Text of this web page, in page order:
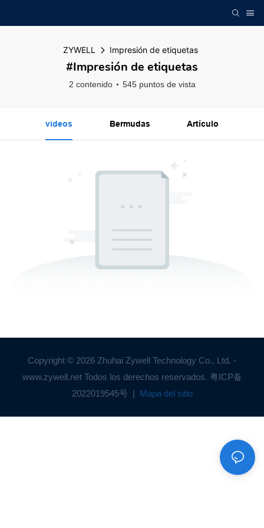
ZYWELL Impresión de etiquetas
#Impresión de etiquetas
2 contenido 545 puntos de vista
videos Bermudas Artículo
Copyright © 2026 Zhuhai Zywell Technology Co., Ltd. -
www.zywell.net Todos los derechos reservados. 粤ICP备
2022019545号 | Mapa del sitio